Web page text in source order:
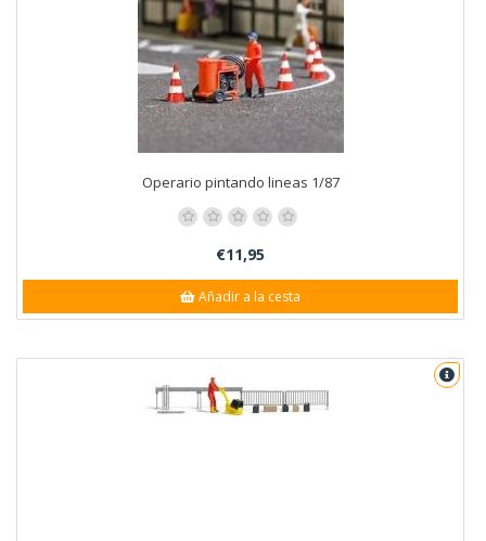
Operario pintando lineas 1/87
€11,95
Añadir a la cesta